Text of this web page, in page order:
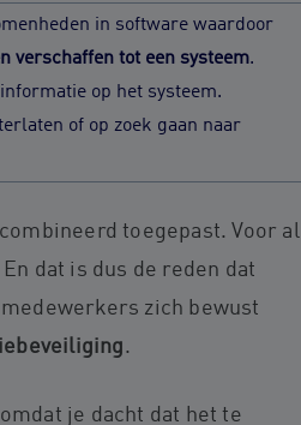
in software waardoor
verschaffen tot een systeem.
op het systeem.
of op zoek gaan naar
toegepast. Voor al
dat is dus de reden dat
zich bewust
.
je dacht dat het te